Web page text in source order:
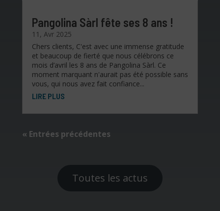
Pangolina Sàrl fête ses 8 ans !
11, Avr 2025
Chers clients, C'est avec une immense gratitude
et beaucoup de fierté que nous célébrons ce
mois d’avril les 8 ans de Pangolina Sàrl. Ce
moment marquant n'aurait pas été possible sans
vous, qui nous avez fait confiance...
LIRE PLUS
« Entrées précédentes
Toutes les actus